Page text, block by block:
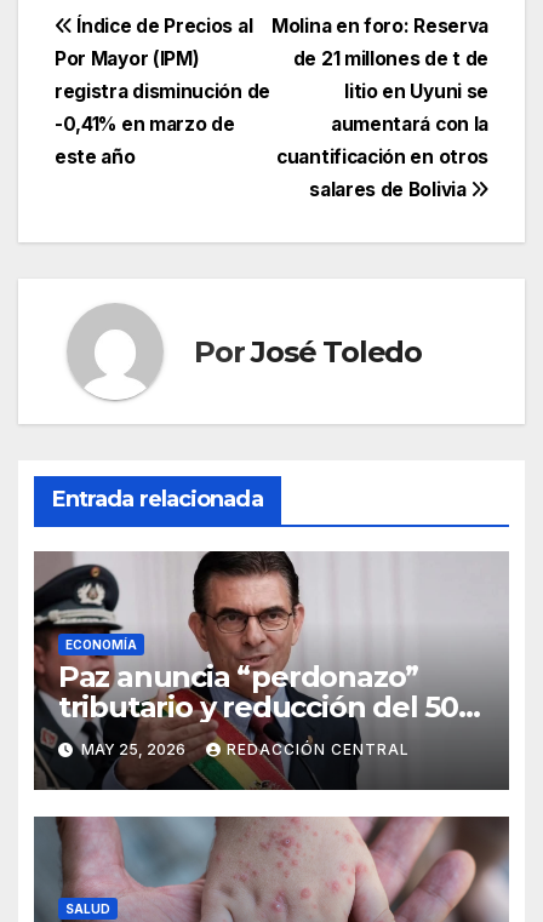
Navegación
de
entradas
Molina en foro: Reserva
de 21 millones de t de
litio en Uyuni se
aumentará con la
cuantificación en otros
salares de Bolivia
Índice de Precios al
Por Mayor (IPM)
registra disminución de
-0,41% en marzo de
este año
PorJosé Toledo
Entrada relacionada
ECONOMÍA
Paz anuncia “perdonazo”
tributario y reducción del 50%
al salario del Presidente y
ministros
MAY 25, 2026 REDACCIÓN CENTRAL
SALUD